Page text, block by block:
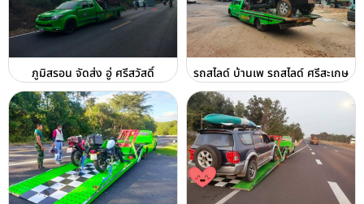
ภูมิสรอน จัดส่ง อู่ ศรีสวัสดิ์ รถสไลด์ บ้านเพ รถสไลด์ ศรีสะเกษ